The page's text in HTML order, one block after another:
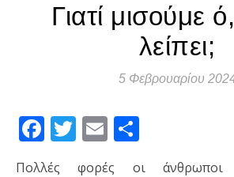
Γιατί μισούμε
λείπει;
5 Φεβρουαρίου
Facebook
Twitter
Email
Πολλές φορές οι άνθρωποι προτιμούν να